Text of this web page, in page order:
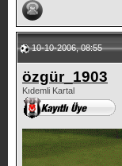
10-10-2006, 08:55
özgür_1903
Kıdemli Kartal